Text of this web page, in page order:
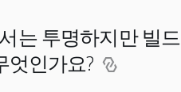
는 투명하지만 빌드
엇인가요?